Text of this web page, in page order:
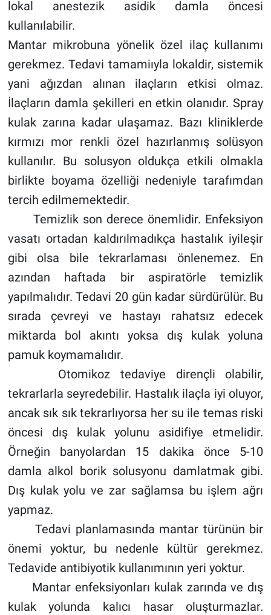
lokal anestezik asidik damla öncesi
kullanılabilir.
Mantar mikrobuna yönelik özel ilaç kullanımı
gerekmez. Tedavi tamamiıyla lokaldir, sistemik
yani ağızdan alınan ilaçların etkisi olmaz.
İlaçların damla şekilleri en etkin olanıdır. Spray
kulak zarına kadar ulaşamaz. Bazı kliniklerde
kırmızı mor renkli özel hazırlanmış solüsyon
kullanılır. Bu solusyon oldukça etkili olmakla
birlikte boyama özelliği nedeniyle tarafımdan
tercih edilmemektedir.
Temizlik son derece önemlidir. Enfeksiyon
vasatı ortadan kaldırılmadıkça hastalık iyileşir
gibi olsa bile tekrarlaması önlenemez. En
azından haftada bir aspiratörle temizlik
yapılmalıdır. Tedavi 20 gün kadar sürdürülür. Bu
sırada çevreyi ve hastayı rahatsız edecek
miktarda bol akıntı yoksa dış kulak yoluna
pamuk koymamalıdır.
Otomikoz tedaviye dirençli olabilir,
tekrarlarla seyredebilir. Hastalık ilaçla iyi oluyor,
ancak sık sık tekrarlıyorsa her su ile temas riski
öncesi dış kulak yolunu asidifiye etmelidir.
Örneğin banyolardan 15 dakika önce 5-10
damla alkol borik solusyonu damlatmak gibi.
Dış kulak yolu ve zar sağlamsa bu işlem ağrı
yapmaz.
Tedavi planlamasında mantar türünün bir
önemi yoktur, bu nedenle kültür gerekmez.
Tedavide antibiyotik kullanımının yeri yoktur.
Mantar enfeksiyonları kulak zarında ve dış
kulak yolunda kalıcı hasar oluşturmazlar.